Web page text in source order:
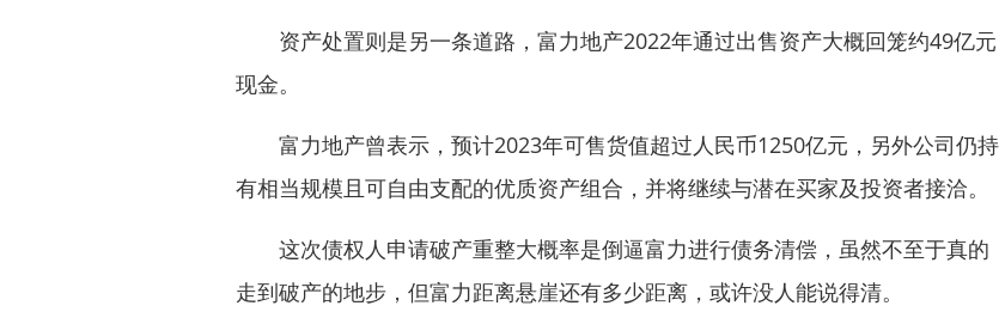
资产处置则是另一条道路，富力地产2022年通过出售资产大概回笼约49亿元
现金。
富力地产曾表示，预计2023年可售货值超过人民币1250亿元，另外公司仍持
有相当规模且可自由支配的优质资产组合，并将继续与潜在买家及投资者接洽。
这次债权人申请破产重整大概率是倒逼富力进行债务清偿，虽然不至于真的
走到破产的地步，但富力距离悬崖还有多少距离，或许没人能说得清。